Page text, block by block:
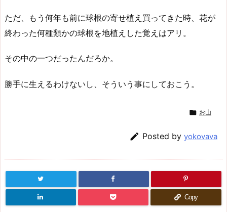
ただ、もう何年も前に球根の寄せ植え買ってきた時、花が
終わった何種類かの球根を地植えした覚えはアリ。
その中の一つだったんだろか。
勝手に生えるわけないし、そういう事にしておこう。
 お山
 Posted by yokovava
Copy